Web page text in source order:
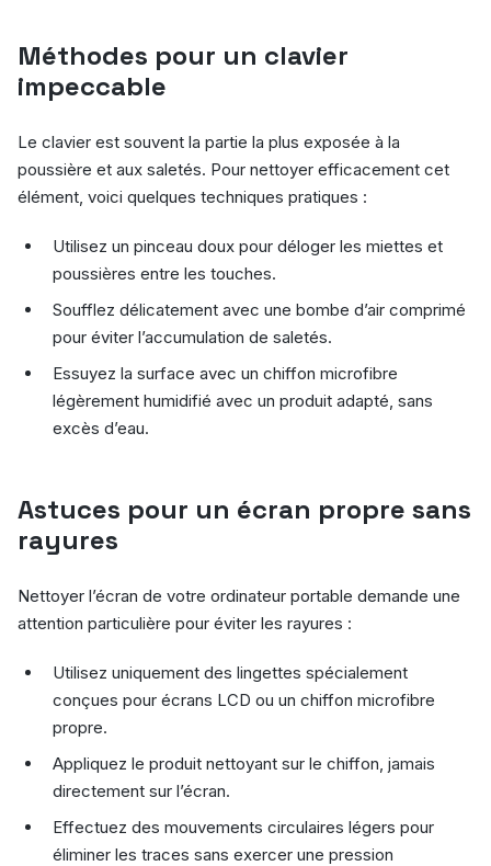
Méthodes pour un clavier
impeccable
Le clavier est souvent la partie la plus exposée à la
poussière et aux saletés. Pour nettoyer efficacement cet
élément, voici quelques techniques pratiques :
Utilisez un pinceau doux pour déloger les miettes et
poussières entre les touches.
Soufflez délicatement avec une bombe d’air comprimé
pour éviter l’accumulation de saletés.
Essuyez la surface avec un chiffon microfibre
légèrement humidifié avec un produit adapté, sans
excès d’eau.
Astuces pour un écran propre sans
rayures
Nettoyer l’écran de votre ordinateur portable demande une
attention particulière pour éviter les rayures :
Utilisez uniquement des lingettes spécialement
conçues pour écrans LCD ou un chiffon microfibre
propre.
Appliquez le produit nettoyant sur le chiffon, jamais
directement sur l’écran.
Effectuez des mouvements circulaires légers pour
éliminer les traces sans exercer une pression